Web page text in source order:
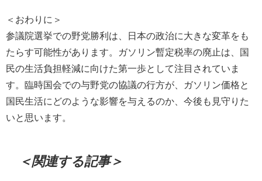
＜おわりに＞
参議院選挙での野党勝利は、日本の政治に大きな変革をも
たらす可能性があります。ガソリン暫定税率の廃止は、国
民の生活負担軽減に向けた第一歩として注目されていま
す。臨時国会での与野党の協議の行方が、ガソリン価格と
国民生活にどのような影響を与えるのか、今後も見守りた
いと思います。
＜関連する記事＞